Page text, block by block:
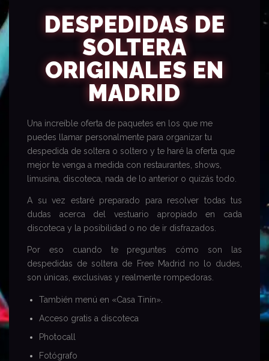
DESPEDIDAS DE
SOLTERA
ORIGINALES EN
MADRID
Una increíble oferta de paquetes en los que me
puedes llamar personalmente para organizar tu
despedida de soltera o soltero y te haré la oferta que
mejor te venga a medida con restaurantes, shows,
limusina, discoteca, nada de lo anterior o quizás todo.
A su vez estaré preparado para resolver todas tus
dudas acerca del vestuario apropiado en cada
discoteca y la posibilidad o no de ir disfrazados.
Por eso cuando te preguntes cómo son las
despedidas de soltera de
Free Madridno lo dudes,
son únicas, exclusivas y realmente rompedoras.
También menú en «Casa Tinín».
Acceso gratis a discoteca
Photocall
Fotógrafo